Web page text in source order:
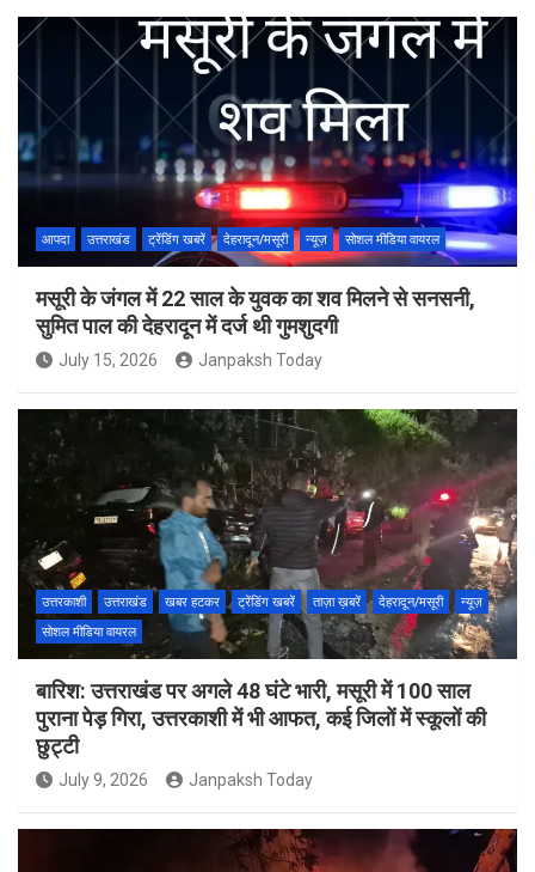
आपदा उत्तराखंड ट्रेंडिंग खबरें देहरादून/मसूरी न्यूज़ सोशल मीडिया वायरल
मसूरी के जंगल में 22 साल के युवक का शव मिलने से सनसनी,
सुमित पाल की देहरादून में दर्ज थी गुमशुदगी
July 15, 2026 Janpaksh Today
उत्तरकाशी उत्तराखंड खबर हटकर ट्रेंडिंग खबरें ताज़ा ख़बरें देहरादून/मसूरी
न्यूज़
सोशल मीडिया वायरल
बारिश: उत्तराखंड पर अगले 48 घंटे भारी, मसूरी में 100 साल
पुराना पेड़ गिरा, उत्तरकाशी में भी आफत, कई जिलों में स्कूलों की
छुट्टी
July 9, 2026 Janpaksh Today